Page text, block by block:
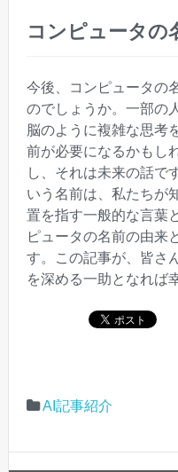
コンピュータの
今後、コンピュータの
のでしょうか。一部の
脳のように複雑な思考
前が必要になるかもし
し、それは未来の話で
いう名前は、私たちが
置を指す一般的な言葉
ピュータの名前の由来
す。この記事が、皆さ
を深める一助となれば
AI記事紹介